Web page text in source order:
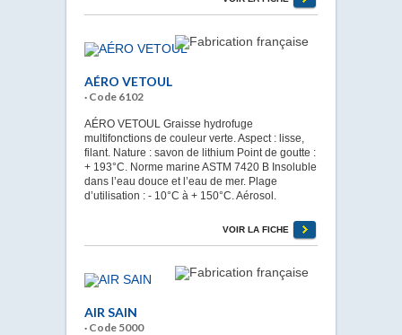
AÉRO VETOUL
· Code 6102
AÉRO VETOUL Graisse hydrofuge
multifonctions de couleur verte. Aspect : lisse,
filant. Nature : savon de lithium Point de goutte :
+ 193°C. Norme marine ASTM 7420 B Insoluble
dans l’eau douce et l’eau de mer. Plage
d’utilisation : - 10°C à + 150°C. Aérosol.
VOIR LA FICHE
AIR SAIN
· Code 5000